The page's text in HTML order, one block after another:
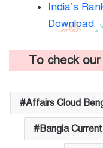
India’s
Download
To check
Affairs Cloud
Bangla